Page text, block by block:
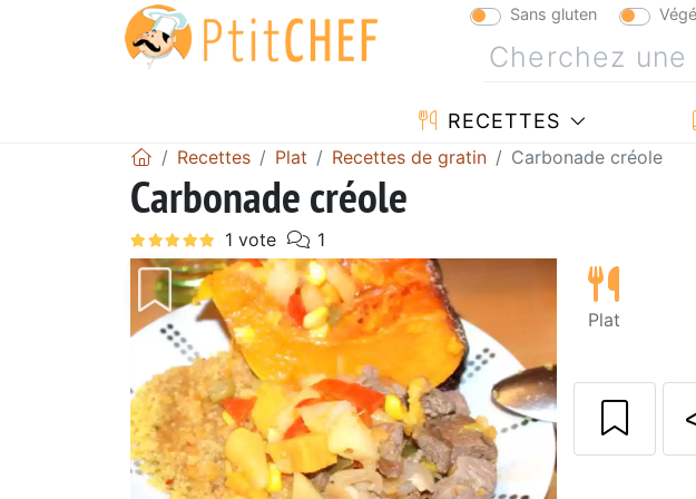
Sans gluten
RECETTES
Recettes Plat Recettes de gratin Carbonade créole
Carbonade créole
Plat